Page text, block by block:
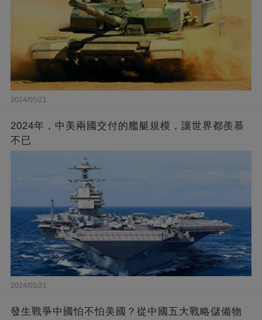
2024/05/21
2024年，中美兩國交付的艦艇規模，讓世界都羨慕
不已
2024/05/21
發生戰爭中國怕不怕美國？從中國五大戰略儲備物